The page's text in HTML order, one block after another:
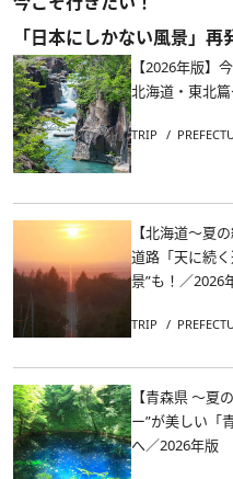
「日本にしかない風景」再
【2026年版】
北海道・東北
TRIP
【北海道～夏
道路「天に続
景”も！／2026
TRIP
【青森県 ～夏
ー”が美しい「
へ／2026年版